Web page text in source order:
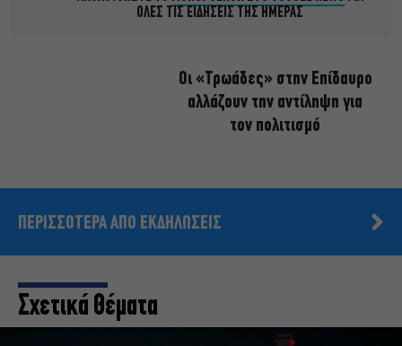
ΟΛΕΣ ΤΙΣ ΕΙΔΗΣΕΙΣ ΤΗΣ ΗΜΕΡΑΣ
Οι «Τρωάδες» στην Επίδαυρο
αλλάζουν την αντίληψη για
τον πολιτισμό
ΠΕΡΙΣΣΟΤΕΡΑ ΑΠΟ ΕΚΔΗΛΩΣΕΙΣ
Σχετικά Θέματα